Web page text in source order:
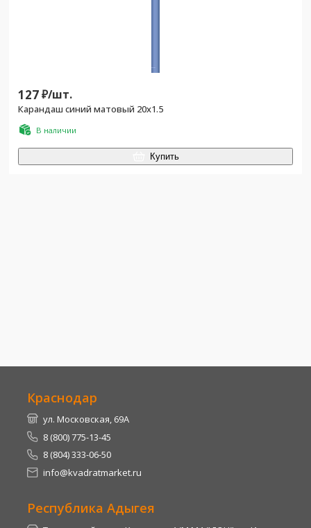
127₽/шт.
Карандаш синий матовый 20х1.5
В наличии
Купить
Краснодар
ул. Московская, 69А
8 (800) 775-13-45
8 (804) 333-06-50
info@kvadratmarket.ru
Республика Адыгея